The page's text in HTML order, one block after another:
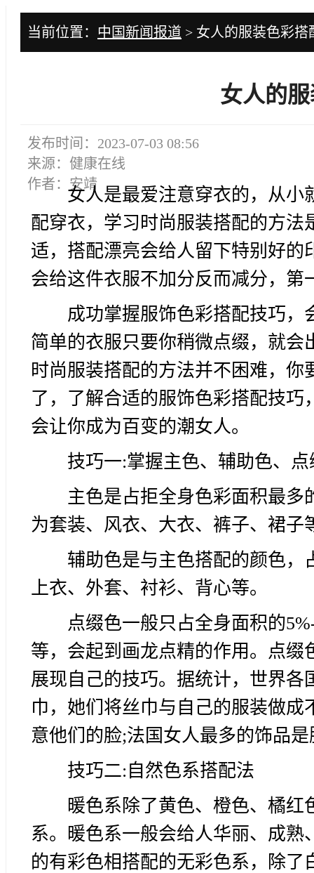
当前位置： 中国新闻报道 > 女人的服装色彩搭
女人的
发布时间：2023-07-03 08:56
来源：健康在线
作者：安靖
女人是最爱注意穿衣的，从小
配穿衣，学习时尚服装搭配的方
适，搭配漂亮会给人留下特别好
会给这件衣服不加分反而减分，第
成功掌握服饰色彩搭配技巧，
简单的衣服只要你稍微点缀，就
时尚服装搭配的方法并不困难，
了，了解合适的服饰色彩搭配技
会让你成为百变的潮女人。
技巧一:掌握主色、辅助色、
主色是占拒全身色彩面积最多
为套装、风衣、大衣、裤子、裙子
辅助色是与主色搭配的颜色，
上衣、外套、衬衫、背心等。
点缀色一般只占全身面积的
等，会起到画龙点精的作用。点
展现自己的技巧。据统计，世界
巾，她们将丝巾与自己的服装做
意他们的脸;法国女人最多的饰品
技巧二:自然色系搭配法
暖色系除了黄色、橙色、橘
系。暖色系一般会给人华丽、成
的有彩色相搭配的无彩色系，除